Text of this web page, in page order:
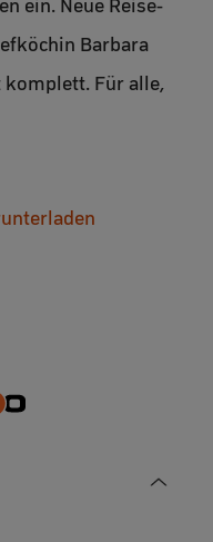
ein. Neue Reise-
Barbara
komplett. Für alle,